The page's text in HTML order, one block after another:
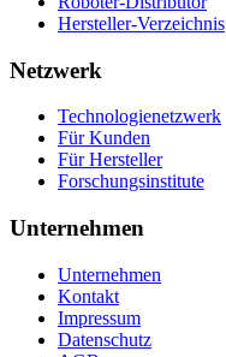
Hersteller-Verzeichnis
Netzwerk
Technologienetzwerk
Für Kunden
Für Hersteller
Forschungsinstitute
Unternehmen
Unternehmen
Kontakt
Impressum
Datenschutz